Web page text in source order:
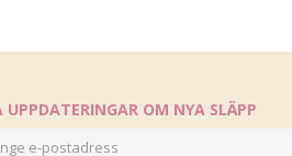
UPPDATERINGAR OM NYA SLÄPP